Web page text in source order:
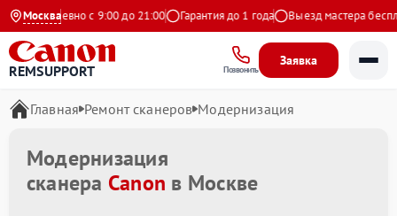
Москва
Ежедневно с 9:00 до 21:00 Гарантия до 1 года Выезд мастера
REMSUPPORT Позвонить
Заявка
Главная Ремонт сканеров Модернизация
Модернизация
сканера Canon в Москве